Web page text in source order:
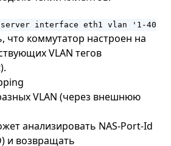
interface eth1 vlan '1-4094'
что коммутатор настроен на
VLAN тегов
VLAN (через внешнюю
анализировать NAS-Port-Id
и возвращать